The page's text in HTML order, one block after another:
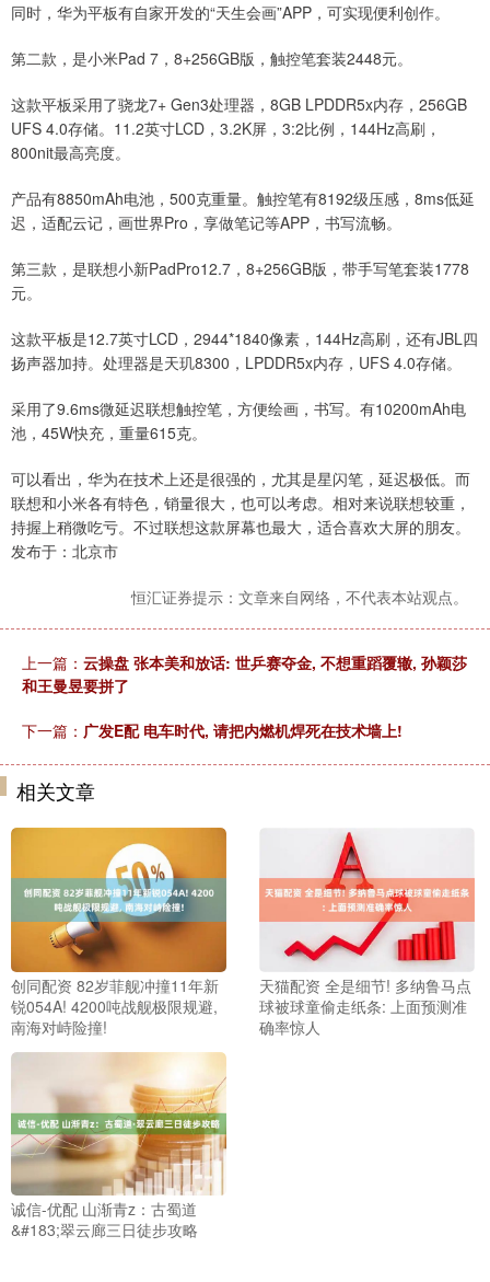
同时，华为平板有自家开发的“天生会画”APP，可实现便利创作。
第二款，是小米Pad 7，8+256GB版，触控笔套装2448元。
这款平板采用了骁龙7+ Gen3处理器，8GB LPDDR5x内存，256GB
UFS 4.0存储。11.2英寸LCD，3.2K屏，3:2比例，144Hz高刷，
800nit最高亮度。
产品有8850mAh电池，500克重量。触控笔有8192级压感，8ms低延
迟，适配云记，画世界Pro，享做笔记等APP，书写流畅。
第三款，是联想小新PadPro12.7，8+256GB版，带手写笔套装1778
元。
这款平板是12.7英寸LCD，2944*1840像素，144Hz高刷，还有JBL四
扬声器加持。处理器是天玑8300，LPDDR5x内存，UFS 4.0存储。
采用了9.6ms微延迟联想触控笔，方便绘画，书写。有10200mAh电
池，45W快充，重量615克。
可以看出，华为在技术上还是很强的，尤其是星闪笔，延迟极低。而
联想和小米各有特色，销量很大，也可以考虑。相对来说联想较重，
持握上稍微吃亏。不过联想这款屏幕也最大，适合喜欢大屏的朋友。
发布于：北京市
恒汇证券提示：文章来自网络，不代表本站观点。
上一篇： 云操盘 张本美和放话: 世乒赛夺金, 不想重蹈覆辙, 孙颖莎
和王曼昱要拼了
下一篇： 广发E配 电车时代, 请把内燃机焊死在技术墙上!
相关文章
创同配资 82岁菲舰冲撞11年新
锐054A! 4200吨战舰极限规避,
南海对峙险撞!
天猫配资 全是细节! 多纳鲁马点
球被球童偷走纸条: 上面预测准
确率惊人
诚信-优配 山渐青z：古蜀道
&#183;翠云廊三日徒步攻略